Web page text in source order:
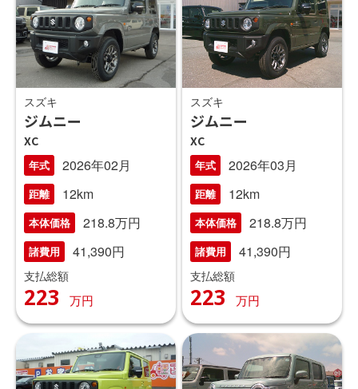
スズキ
ジムニー
XC
年式 2026年02月
距離 12km
本体価格 218.8万円
諸費用 41,390円
支払総額
223 万円
スズキ
ジムニー
XC
年式 2026年03月
距離 12km
本体価格 218.8万円
諸費用 41,390円
支払総額
223 万円